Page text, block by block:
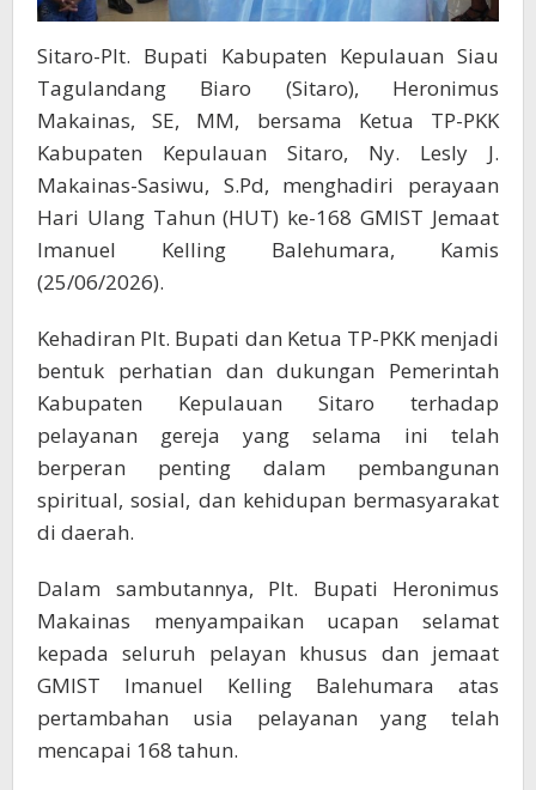
Sitaro-Plt. Bupati Kabupaten Kepulauan Siau
Tagulandang Biaro (Sitaro), Heronimus
Makainas, SE, MM, bersama Ketua TP-PKK
Kabupaten Kepulauan Sitaro, Ny. Lesly J.
Makainas-Sasiwu, S.Pd, menghadiri perayaan
Hari Ulang Tahun (HUT) ke-168 GMIST Jemaat
Imanuel Kelling Balehumara, Kamis
(25/06/2026).
Kehadiran Plt. Bupati dan Ketua TP-PKK menjadi
bentuk perhatian dan dukungan Pemerintah
Kabupaten Kepulauan Sitaro terhadap
pelayanan gereja yang selama ini telah
berperan penting dalam pembangunan
spiritual, sosial, dan kehidupan bermasyarakat
di daerah.
Dalam sambutannya, Plt. Bupati Heronimus
Makainas menyampaikan ucapan selamat
kepada seluruh pelayan khusus dan jemaat
GMIST Imanuel Kelling Balehumara atas
pertambahan usia pelayanan yang telah
mencapai 168 tahun.